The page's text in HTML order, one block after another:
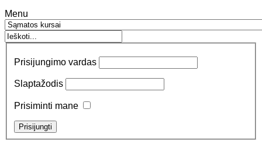
Menu
Prisijungimo vardas
Slaptažodis
Prisiminti mane